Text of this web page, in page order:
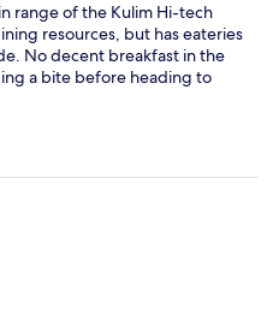
range of the Kulim Hi-tech
resources, but has eateries
No decent breakfast in the
a bite before heading to